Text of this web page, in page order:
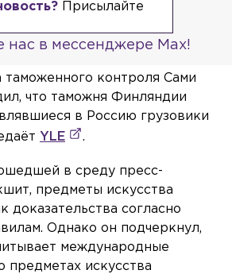
Присылайте
нас в мессенджере Max!
контроля Сами
что таможня Финляндии
в Россию грузовики
YLE .
в среду пресс-
предметы искусства
доказательства согласно
Однако он подчеркнул,
международные
предметах искусства